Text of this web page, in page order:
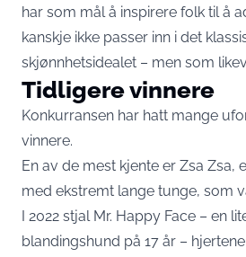
har som mål å inspirere folk til å
kanskje ikke passer inn i det
skjønnhetsidealet – men som
Tidligere vinnere
Konkurransen har hatt mange
vinnere.
En av de mest kjente er Zsa Zsa,
med ekstremt lange tunge, som
I 2022 stjal Mr. Happy Face – en
blandingshund på 17 år –